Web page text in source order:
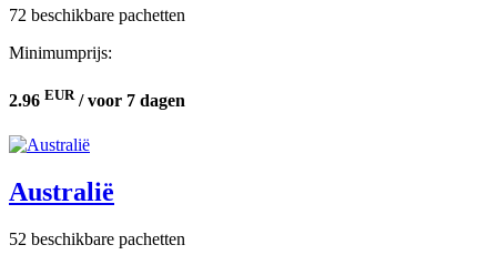
72 beschikbare pachetten
Minimumprijs:
2.96 EUR/ voor 7 dagen
Australië
52 beschikbare pachetten